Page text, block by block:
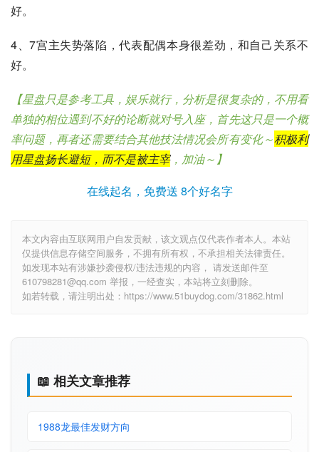
好。
4、7宫主失势落陷，代表配偶本身很差劲，和自己关系不
好。
【星盘只是参考工具，娱乐就行，分析是很复杂的，不用看
单独的相位遇到不好的论断就对号入座，首先这只是一个概
率问题，再者还需要结合其他技法情况会所有变化～积极利
用星盘扬长避短，而不是被主宰，加油～】
在线起名，免费送 8个好名字
本文内容由互联网用户自发贡献，该文观点仅代表作者本人。本站
仅提供信息存储空间服务，不拥有所有权，不承担相关法律责任。
如发现本站有涉嫌抄袭侵权/违法违规的内容， 请发送邮件至
610798281@qq.com 举报，一经查实，本站将立刻删除。
如若转载，请注明出处：https://www.51buydog.com/31862.html
📖 相关文章推荐
1988龙最佳发财方向